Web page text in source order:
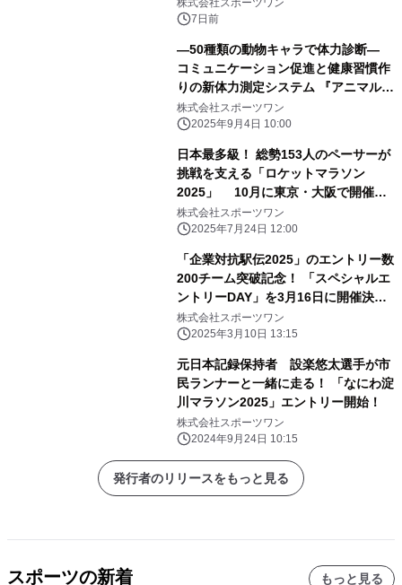
7日前
―50種類の動物キャラで体力診断―
コミュニケーション促進と健康習慣作
りの新体力測定システム 『アニマル体
力測定』提供開始
株式会社スポーツワン
2025年9月4日 10:00
日本最多級！ 総勢153人のペーサーが
挑戦を支える「ロケットマラソン
2025」 10月に東京・大阪で開催！
～早割エントリー締切迫る！7月27日
まで！～
株式会社スポーツワン
2025年7月24日 12:00
「企業対抗駅伝2025」のエントリー数
200チーム突破記念！ 「スペシャルエ
ントリーDAY」を3月16日に開催決
定！
株式会社スポーツワン
2025年3月10日 13:15
元日本記録保持者 設楽悠太選手が市
民ランナーと一緒に走る！ 「なにわ淀
川マラソン2025」エントリー開始！
株式会社スポーツワン
2024年9月24日 10:15
発行者のリリースをもっと見る
スポーツの新着 もっと見る